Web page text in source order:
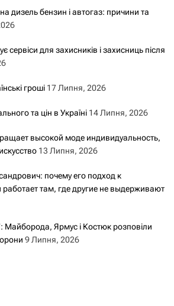
дизель бензин і автогаз: причини та
сервіси для захисників і захисниць після
гроші 17 Липня, 2026
та цін в Україні 14 Липня, 2026
высокой моде индивидуальность,
13 Липня, 2026
почему его подход к
работает там, где другие не выдерживают
Майборода, Ярмус і Костюк розповіли
9 Липня, 2026